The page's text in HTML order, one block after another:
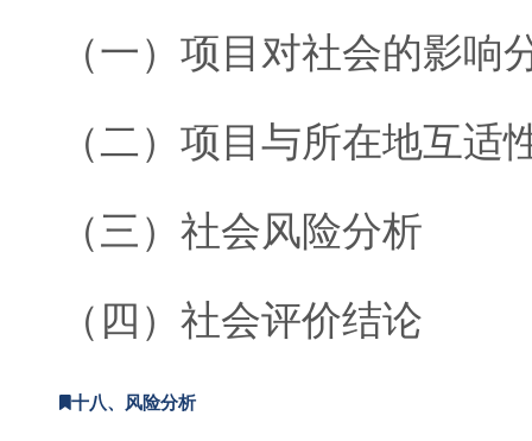
（一）项目对社会的影响
（二）项目与所在地互适
（三）社会风险分析
（四）社会评价结论
十八、风险分析